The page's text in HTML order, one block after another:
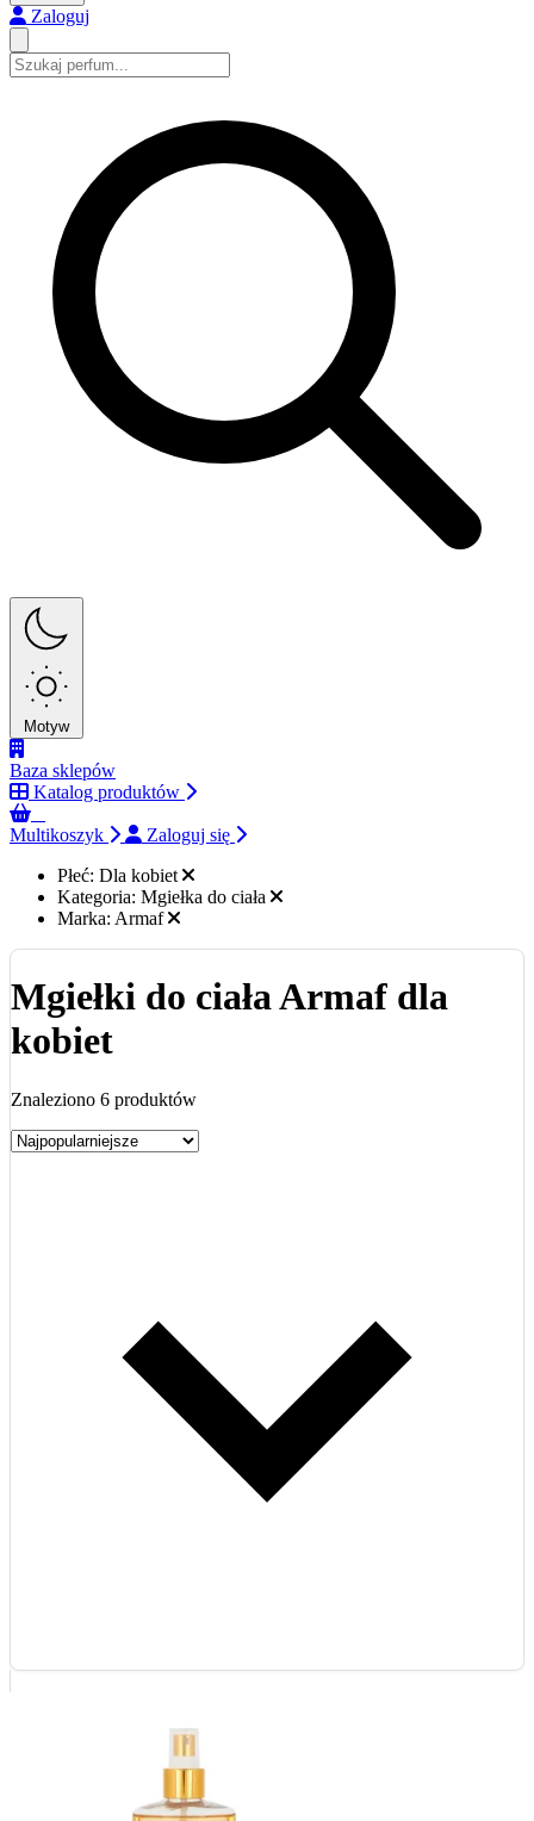
Zaloguj
Motyw
Baza sklepów
Katalog produktów
Multikoszyk
Zaloguj się
Płeć: Dla kobiet
Kategoria: Mgiełka do ciała
Marka: Armaf
Mgiełki do ciała Armaf dla
kobiet
Znaleziono 6 produktów